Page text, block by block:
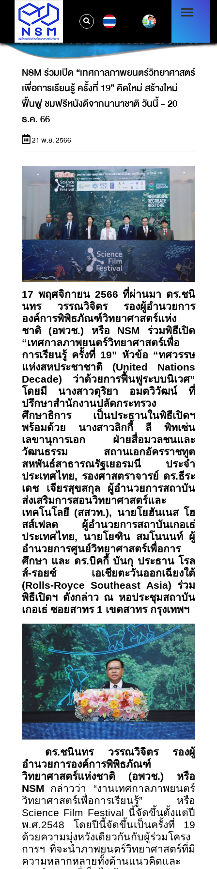
NSM ร่วมเปิด “เทศกาลภาพยนตร์วิทยาศาสตร์
เพื่อการเรียนรู้ ครั้งที่ 19” คิดใหม่ สร้างใหม่ ฟื้นฟู
ชมฟรีหนังดีจากนานาชาติ วันนี้ - 20 ธ.ค. 66
NSM ร่วมเปิด “เทศกาลภาพยนตร์วิทยาศาสตร์
เพื่อการเรียนรู้ ครั้งที่ 19” คิดใหม่ สร้างใหม่
ฟื้นฟู ชมฟรีหนังดีจากนานาชาติ วันนี้ - 20
ธ.ค. 66
21 พ.ย. 2566
17 พฤศจิกายน 2566 ที่ผ่านมา ดร.ชนิ
นทร วรรณวิจิตร รองผู้อำนวยการ
องค์การพิพิธภัณฑ์วิทยาศาสตร์แห่ง
ชาติ (อพวช.) หรือ NSM ร่วมพิธีเปิด
“เทศกาลภาพยนตร์วิทยาศาสตร์เพื่อ
การเรียนรู้ ครั้งที่ 19” หัวข้อ “ทศวรรษ
แห่งสหประชาชาติ (United Nations
Decade) ว่าด้วยการฟื้นฟูระบบนิเวศ”
โดยมี นางสาวดุริยา อมตวิวัฒน์ ที่
ปรึกษาสำนักงานปลัดกระทรวง
ศึกษาธิการ เป็นประธานในพิธีเปิดฯ
พร้อมด้วย นางสาวลิกกี้ ลี พิทเซ่น
เลขานุการเอก ฝ่ายสื่อมวลชนและ
วัฒนธรรม สถานเอกอัครราชทูต
สหพันธ์สาธารณรัฐเยอรมนี ประจำ
ประเทศไทย, รองศาสตราจารย์ ดร.ธีระ
เดช เจียรสุขสกุล ผู้อํานวยการสถาบัน
ส่งเสริมการสอนวิทยาศาสตร์และ
เทคโนโลยี (สสวท.), นายโยฮันเนส โฮ
สส์เฟลด ผู้อํานวยการสถาบันเกอเธ่
ประเทศไทย, นายโยฑิน สมโนนนท์ ผู้
อำนวยการศูนย์วิทยาศาสตร์เพื่อการ
ศึกษา และ ดร.บิคกี้ บันกุ ประธาน โรล
ส์-รอยซ์ เอเชียตะวันออกเฉียงใต้
(Rolls-Royce Southeast Asia) ร่วม
พิธีเปิดฯ ดังกล่าว ณ หอประชุมสถาบัน
เกอเธ่ ซอยสาทร 1 เขตสาทร กรุงเทพฯ
ดร.ชนินทร วรรณวิจิตร รองผู้
อำนวยการองค์การพิพิธภัณฑ์
วิทยาศาสตร์แห่งชาติ (อพวช.) หรือ
NSM กล่าวว่า “งานเทศกาลภาพยนตร์
วิทยาศาสตร์เพื่อการเรียนรู้” หรือ
Science Film Festival นี้จัดขึ้นตั้งแต่ปี
พ.ศ.2548 โดยปีนี้จัดขึ้นเป็นครั้งที่ 19
ด้วยความมุ่งหวังเดียวกันกับผู้ร่วมโครง
การฯ ที่จะนำภาพยนตร์วิทยาศาสตร์ที่มี
ความหลากหลายทั้งด้านแนวคิดและ